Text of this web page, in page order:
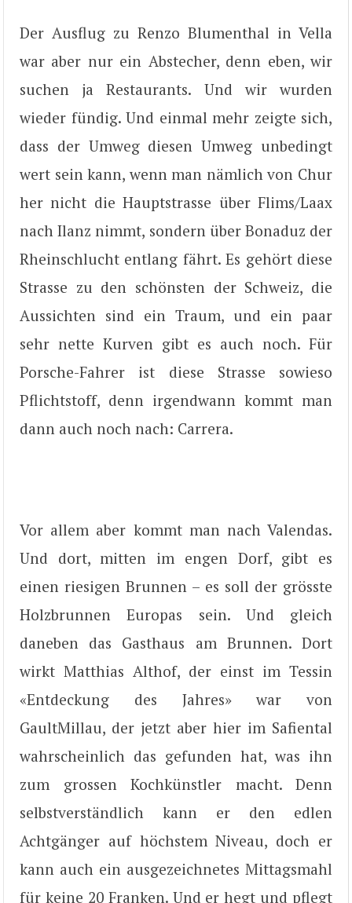
Der Ausflug zu Renzo Blumenthal in Vella
war aber nur ein Abstecher, denn eben, wir
suchen ja Restaurants. Und wir wurden
wieder fündig. Und einmal mehr zeigte sich,
dass der Umweg diesen Umweg unbedingt
wert sein kann, wenn man nämlich von Chur
her nicht die Hauptstrasse über Flims/Laax
nach Ilanz nimmt, sondern über Bonaduz der
Rheinschlucht entlang fährt. Es gehört diese
Strasse zu den schönsten der Schweiz, die
Aussichten sind ein Traum, und ein paar
sehr nette Kurven gibt es auch noch. Für
Porsche-Fahrer ist diese Strasse sowieso
Pflichtstoff, denn irgendwann kommt man
dann auch noch nach: Carrera.
Vor allem aber kommt man nach Valendas.
Und dort, mitten im engen Dorf, gibt es
einen riesigen Brunnen – es soll der grösste
Holzbrunnen Europas sein. Und gleich
daneben das Gasthaus am Brunnen. Dort
wirkt Matthias Althof, der einst im Tessin
«Entdeckung des Jahres» war von
GaultMillau, der jetzt aber hier im Safiental
wahrscheinlich das gefunden hat, was ihn
zum grossen Kochkünstler macht. Denn
selbstverständlich kann er den edlen
Achtgänger auf höchstem Niveau, doch er
kann auch ein ausgezeichnetes Mittagsmahl
für keine 20 Franken. Und er hegt und pflegt